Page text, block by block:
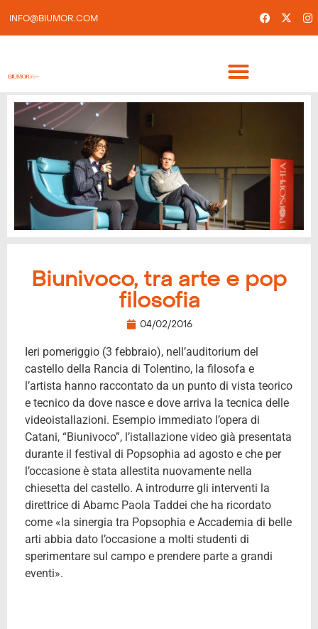
INFO@BIUMOR.COM
Biunivoco, tra arte e pop
filosofia
04/02/2016
Ieri pomeriggio (3 febbraio), nell’auditorium del
castello della Rancia di Tolentino, la filosofa e
l’artista hanno raccontato da un punto di vista teorico
e tecnico da dove nasce e dove arriva la tecnica delle
videoistallazioni. Esempio immediato l’opera di
Catani, “Biunivoco”, l’istallazione video già presentata
durante il festival di Popsophia ad agosto e che per
l’occasione è stata allestita nuovamente nella
chiesetta del castello. A introdurre gli interventi la
direttrice di Abamc Paola Taddei che ha ricordato
come «la sinergia tra Popsophia e Accademia di belle
arti abbia dato l’occasione a molti studenti di
sperimentare sul campo e prendere parte a grandi
eventi».